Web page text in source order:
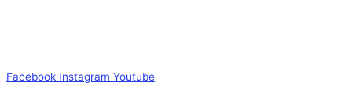
Facebook Instagram Youtube